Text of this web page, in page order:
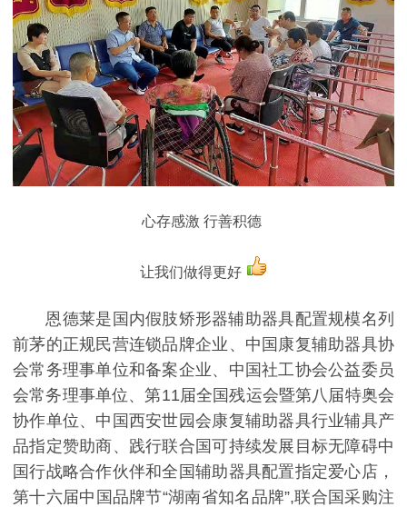
心存感激 行善积德
让我们做得更好
恩德莱是国内假肢矫形器辅助器具配置规模名列
前茅的正规民营连锁品牌企业、中国康复辅助器具协
会常务理事单位和备案企业、中国社工协会公益委员
会常务理事单位、第11届全国残运会暨第八届特奥会
协作单位、中国西安世园会康复辅助器具行业辅具产
品指定赞助商、践行联合国可持续发展目标无障碍中
国行战略合作伙伴和全国辅助器具配置指定爱心店，
第十六届中国品牌节“湖南省知名品牌”,联合国采购注